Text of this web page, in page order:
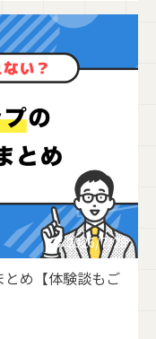
2026/7/28
め【体験談もご